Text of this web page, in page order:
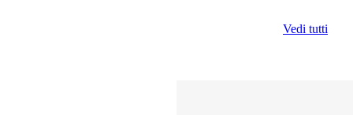
Vedi tutti